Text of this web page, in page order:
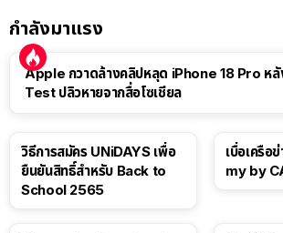
กำลังมาแรง
Apple กวาดล้างคลิปหลุด iPhone 18 Pro ห
Test ปลิวหายจากสื่อโซเชียล
วิธีการสมัคร UNiDAYS เพื่อ
ยืนยันสิทธิ์สำหรับ Back to
School 2565
เบื่อเครือ
my by